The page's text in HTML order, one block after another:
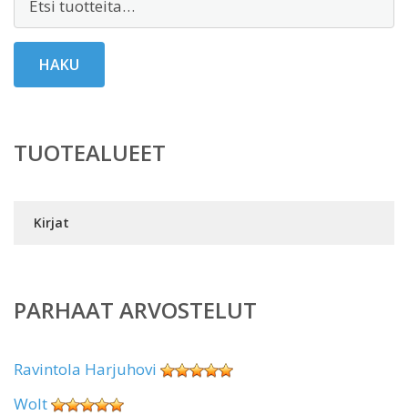
HAKU
TUOTEALUEET
Kirjat
PARHAAT ARVOSTELUT
Ravintola Harjuhovi
Wolt